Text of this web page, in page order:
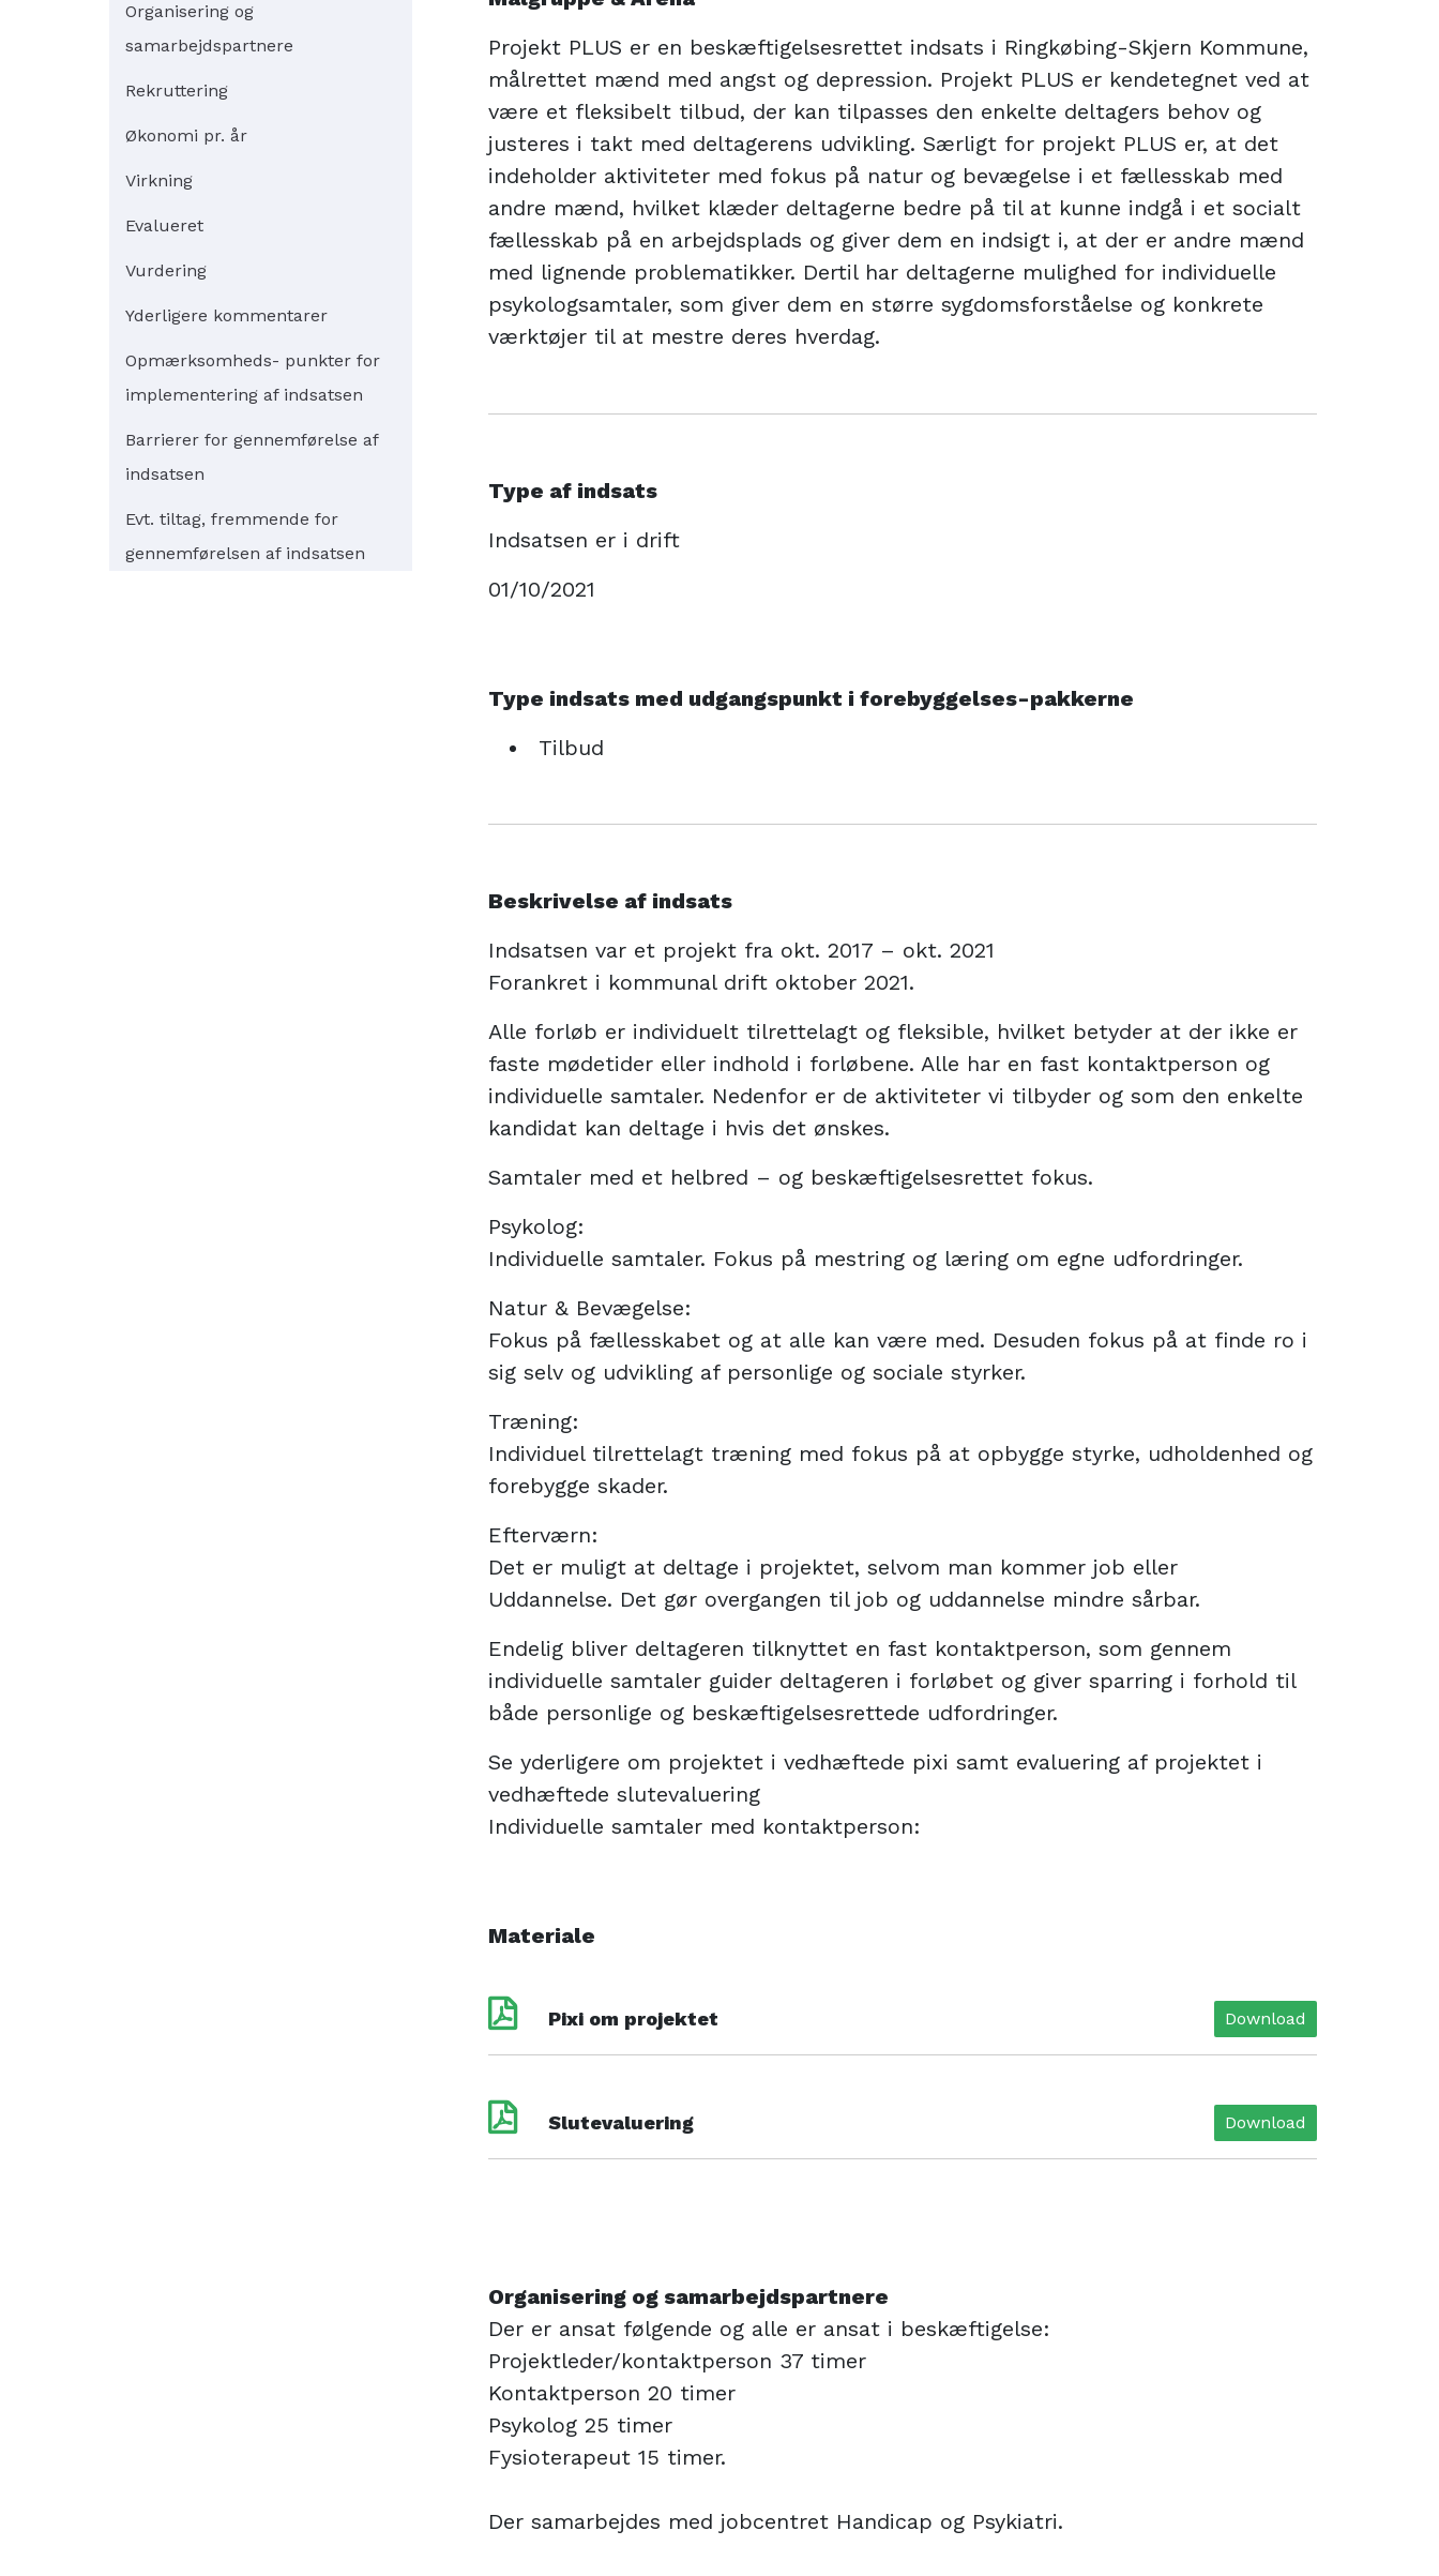
Organisering og
samarbejdspartnere
Rekruttering
Økonomi pr. år
Virkning
Evalueret
Vurdering
Yderligere kommentarer
Opmærksomheds- punkter for
implementering af indsatsen
Barrierer for gennemførelse af
indsatsen
Evt. tiltag, fremmende for
gennemførelsen af indsatsen
Projekt PLUS er en beskæftigelsesrettet indsats i Ringkøbing-Skjern Kommune,
målrettet mænd med angst og depression. Projekt PLUS er kendetegnet ved at
være et fleksibelt tilbud, der kan tilpasses den enkelte deltagers behov og
justeres i takt med deltagerens udvikling. Særligt for projekt PLUS er, at det
indeholder aktiviteter med fokus på natur og bevægelse i et fællesskab med
andre mænd, hvilket klæder deltagerne bedre på til at kunne indgå i et socialt
fællesskab på en arbejdsplads og giver dem en indsigt i, at der er andre mænd
med lignende problematikker. Dertil har deltagerne mulighed for individuelle
psykologsamtaler, som giver dem en større sygdomsforståelse og konkrete
værktøjer til at mestre deres hverdag.
Type af indsats
Indsatsen er i drift
01/10/2021
Type indsats med udgangspunkt i forebyggelses-pakkerne
Tilbud
Beskrivelse af indsats
Indsatsen var et projekt fra okt. 2017 – okt. 2021
Forankret i kommunal drift oktober 2021.
Alle forløb er individuelt tilrettelagt og fleksible, hvilket betyder at der ikke er
faste mødetider eller indhold i forløbene. Alle har en fast kontaktperson og
individuelle samtaler. Nedenfor er de aktiviteter vi tilbyder og som den enkelte
kandidat kan deltage i hvis det ønskes.
Samtaler med et helbred – og beskæftigelsesrettet fokus.
Psykolog:
Individuelle samtaler. Fokus på mestring og læring om egne udfordringer.
Natur & Bevægelse:
Fokus på fællesskabet og at alle kan være med. Desuden fokus på at finde ro i
sig selv og udvikling af personlige og sociale styrker.
Træning:
Individuel tilrettelagt træning med fokus på at opbygge styrke, udholdenhed og
forebygge skader.
Efterværn:
Det er muligt at deltage i projektet, selvom man kommer job eller
Uddannelse. Det gør overgangen til job og uddannelse mindre sårbar.
Endelig bliver deltageren tilknyttet en fast kontaktperson, som gennem
individuelle samtaler guider deltageren i forløbet og giver sparring i forhold til
både personlige og beskæftigelsesrettede udfordringer.
Se yderligere om projektet i vedhæftede pixi samt evaluering af projektet i
vedhæftede slutevaluering
Individuelle samtaler med kontaktperson:
Materiale
Pixi om projektet Download
Slutevaluering Download
Organisering og samarbejdspartnere
Der er ansat følgende og alle er ansat i beskæftigelse:
Projektleder/kontaktperson 37 timer
Kontaktperson 20 timer
Psykolog 25 timer
Fysioterapeut 15 timer.
Der samarbejdes med jobcentret Handicap og Psykiatri.